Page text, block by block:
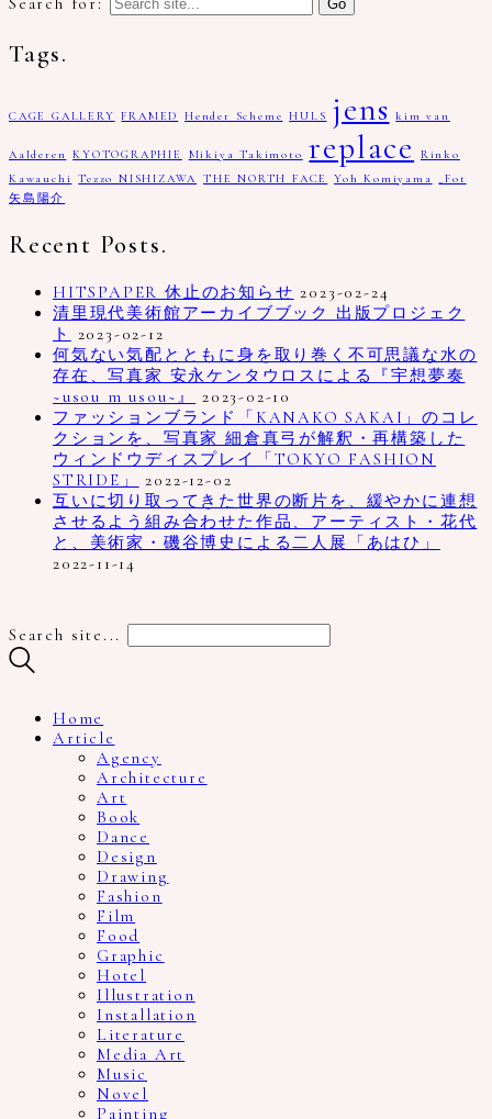
Tags.
CAGE GALLERY FRAMED Hender Scheme HULS jens kim van
Aalderen KYOTOGRAPHIE Mikiya Takimoto replace
Rinko
Kawauchi
Tezzo NISHIZAWA THE NORTH FACE Yoh Komiyama
_Fot
矢島陽介
Recent Posts.
HITSPAPER 休止のお知らせ 2023-02-24
清里現代美術館アーカイブブック 出版プロジェク
ト
2023-02-12
何気ない気配とともに身を取り巻く不可思議な水の
存在、写真家 安永ケンタウロスによる『宇想夢奏
~usou m usou~』
2023-02-10
ファッションブランド「KANAKO SAKAI」のコレ
クションを、写真家 細倉真弓が解釈・再構築した
ウィンドウディスプレイ「TOKYO FASHION
STRIDE」
2022-12-02
互いに切り取ってきた世界の断片を、緩やかに連想
させるよう組み合わせた作品、アーティスト・花代
と、美術家・磯谷博史による二人展「あはひ」
2022-11-14
Search site...
Home
Article
Agency
Architecture
Art
Book
Dance
Design
Drawing
Fashion
Film
Food
Graphic
Hotel
Illustration
Installation
Literature
Media Art
Music
Novel
Painting